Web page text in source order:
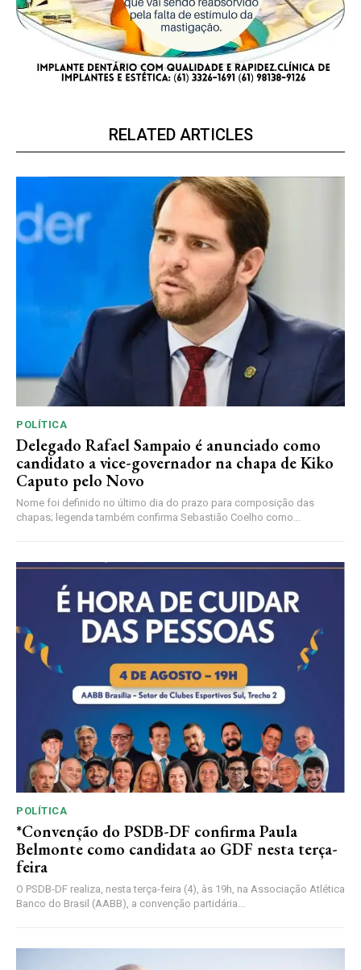
RELATED ARTICLES
POLÍTICA
Delegado Rafael Sampaio é anunciado como
candidato a vice-governador na chapa de Kiko
Caputo pelo Novo
Nome foi definido no último dia do prazo para composição das
chapas; legenda também confirma Sebastião Coelho como...
POLÍTICA
*Convenção do PSDB-DF confirma Paula
Belmonte como candidata ao GDF nesta terça-
feira
O PSDB-DF realiza, nesta terça-feira (4), às 19h, na Associação Atlética
Banco do Brasil (AABB), a convenção partidária...